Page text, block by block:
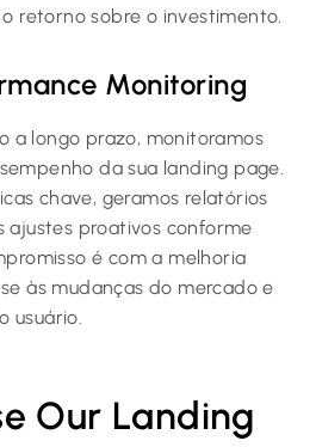
retorno sobre o investimento.
Monitoring
a longo prazo, monitoramos
da sua landing page.
chave, geramos relatórios
ajustes proativos conforme
é com a melhoria
às mudanças do mercado e
usuário.
Our Landing